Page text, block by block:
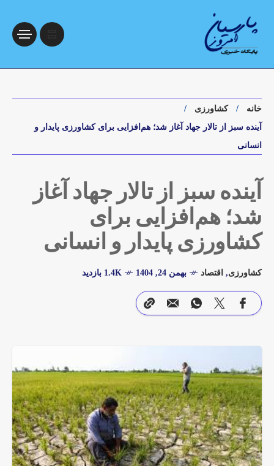
خانه
کشاورزی
آینده سبز از تالار جهاد آغاز شد؛ هم‌افزایی برای کشاورزی پایدار و
انسانی
آینده سبز از تالار جهاد آغاز
شد؛ هم‌افزایی برای
کشاورزی پایدار و انسانی
کشاورزی, اقتصاد بهمن 24, 1404 1.4K بازدید